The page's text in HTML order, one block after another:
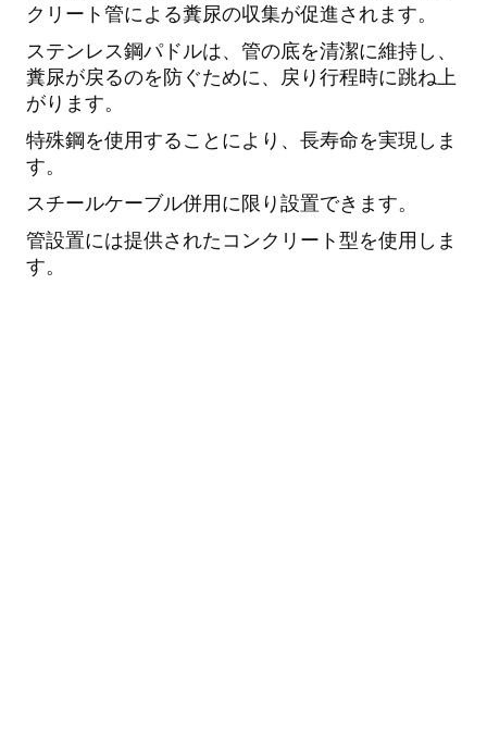
クリート管による糞尿の収集が促進されます。
ステンレス鋼パドルは、管の底を清潔に維持し、
糞尿が戻るのを防ぐために、戻り行程時に跳ね上
がります。
特殊鋼を使用することにより、長寿命を実現しま
す。
スチールケーブル併用に限り設置できます。
管設置には提供されたコンクリート型を使用しま
す。